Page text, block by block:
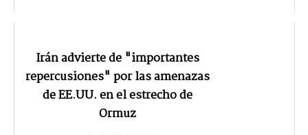
Irán advierte de "importantes
repercusiones" por las amenazas
de EE.UU. en el estrecho de
Ormuz